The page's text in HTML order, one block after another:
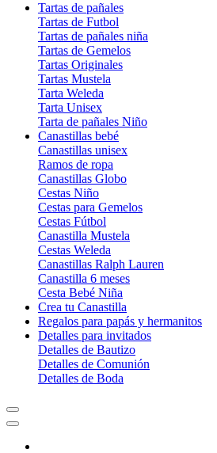
Tartas de pañales
Tartas de Futbol
Tartas de pañales niña
Tartas de Gemelos
Tartas Originales
Tartas Mustela
Tarta Weleda
Tarta Unisex
Tarta de pañales Niño
Canastillas bebé
Canastillas unisex
Ramos de ropa
Canastillas Globo
Cestas Niño
Cestas para Gemelos
Cestas Fútbol
Canastilla Mustela
Cestas Weleda
Canastillas Ralph Lauren
Canastilla 6 meses
Cesta Bebé Niña
Crea tu Canastilla
Regalos para papás y hermanitos
Detalles para invitados
Detalles de Bautizo
Detalles de Comunión
Detalles de Boda